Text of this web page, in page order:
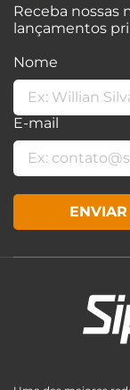
Receba nossas
lançamentos
Nome
E-mail
ENVIAR